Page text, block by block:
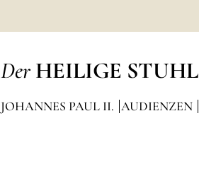
Der HEILIGE STUHL
JOHANNES PAUL II. AUDIENZEN